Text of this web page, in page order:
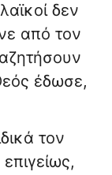
δεν
από τον
έδωσε,
τον